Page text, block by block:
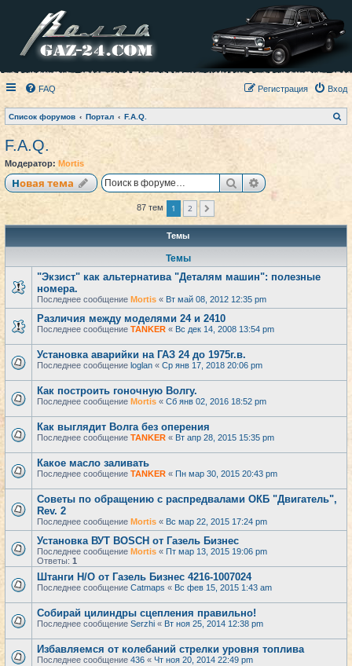
FAQ Вход
Регистрация
Список форумов Портал F.A.Q.
о
F.A.Q.
Модератор: Mortis
Новая тема ПоискРасширенный
87 тем 1 2
Темы
Темы
"Экзист" как альтернатива "Деталям машин": полезные
номера.
Последнее сообщение Mortis « Вт май 08, 2012 12:35 pm
Различия между моделями 24 и 2410
Последнее сообщение TANKER « Вс дек 14, 2008 13:54 pm
Установка аварийки на ГАЗ 24 до 1975г.в.
Последнее сообщение loglan « Ср янв 17, 2018 20:06 pm
Как построить гоночную Волгу.
Последнее сообщение Mortis « Сб янв 02, 2016 18:52 pm
Как выглядит Волга без оперения
Последнее сообщение TANKER « Вт апр 28, 2015 15:35 pm
Какое масло заливать
Последнее сообщение TANKER « Пн мар 30, 2015 20:43 pm
Советы по обращению с распредвалами ОКБ "Двигатель",
Rev. 2
Последнее сообщение Mortis « Вс мар 22, 2015 17:24 pm
Установка ВУТ BOSCH от Газель Бизнес
Последнее сообщение Mortis « Пт мар 13, 2015 19:06 pm
Ответы: 1
Штанги Н/О от Газель Бизнес 4216-1007024
Последнее сообщение Catmaps « Вс фев 15, 2015 1:43 am
Собирай цилиндры сцепления правильно!
Последнее сообщение Serzhi « Вт ноя 25, 2014 12:38 pm
Избавляемся от колебаний стрелки уровня топлива
Последнее сообщение 436 « Чт ноя 20, 2014 22:49 pm